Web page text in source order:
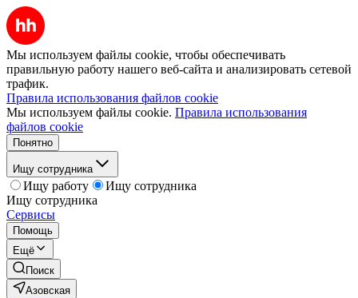
Мы используем файлы cookie, чтобы обеспечивать
правильную работу нашего веб-сайта и анализировать сетевой
трафик.
Правила использования файлов cookie
Мы используем файлы cookie. Правила использования
файлов cookie
Понятно
Ищу сотрудника
Ищу работу
Ищу сотрудника
Ищу сотрудника
Сервисы
Помощь
Ещё
Поиск
Азовская